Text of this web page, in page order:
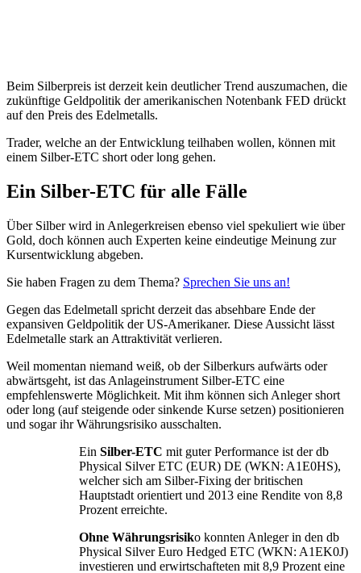
Beim Silberpreis ist derzeit kein deutlicher Trend auszumachen, die
zukünftige Geldpolitik der amerikanischen Notenbank FED drückt
auf den Preis des Edelmetalls.
Trader, welche an der Entwicklung teilhaben wollen, können mit
einem Silber-ETC short oder long gehen.
Ein Silber-ETC für alle Fälle
Über Silber wird in Anlegerkreisen ebenso viel spekuliert wie über
Gold, doch können auch Experten keine eindeutige Meinung zur
Kursentwicklung abgeben.
Sie haben Fragen zu dem Thema? Sprechen Sie uns an!
Gegen das Edelmetall spricht derzeit das absehbare Ende der
expansiven Geldpolitik der US-Amerikaner. Diese Aussicht lässt
Edelmetalle stark an Attraktivität verlieren.
Weil momentan niemand weiß, ob der Silberkurs aufwärts oder
abwärtsgeht, ist das Anlageinstrument Silber-ETC eine
empfehlenswerte Möglichkeit. Mit ihm können sich Anleger short
oder long (auf steigende oder sinkende Kurse setzen) positionieren
und sogar ihr Währungsrisiko ausschalten.
Ein Silber-ETC mit guter Performance ist der db
Physical Silver ETC (EUR) DE (WKN: A1E0HS),
welcher sich am Silber-Fixing der britischen
Hauptstadt orientiert und 2013 eine Rendite von 8,8
Prozent erreichte.
Ohne Währungsrisiko konnten Anleger in den db
Physical Silver Euro Hedged ETC (WKN: A1EK0J)
investieren und erwirtschafteten mit 8,9 Prozent eine